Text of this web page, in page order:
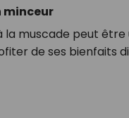
minceur
la muscade peut
de ses bienfaits